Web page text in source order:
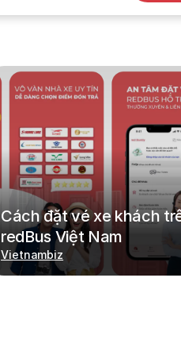
Cách đặt vé xe khách
redBus Việt Nam
Vietnambiz